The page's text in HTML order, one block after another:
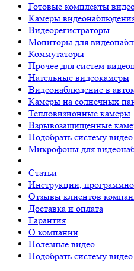
Готовые комплекты
Камеры
Видеорегистраторы
Мониторы для
Коммутаторы
Прочее для систем
Нательные видеокамеры
Видеонаблюдение в
Камеры на солнечных
Тепловизионные камеры
Взрывозащищенные
Подобрать систему
Микрофоны для
Статьи
Инструкции,
Отзывы клиентов
Доставка и оплата
Гарантия
О компании
Полезные видео
Подобрать систему